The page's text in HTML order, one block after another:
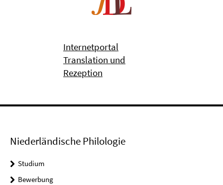
Internetportal
Translation und
Rezeption
Niederländische Philologie
Studium
Bewerbung